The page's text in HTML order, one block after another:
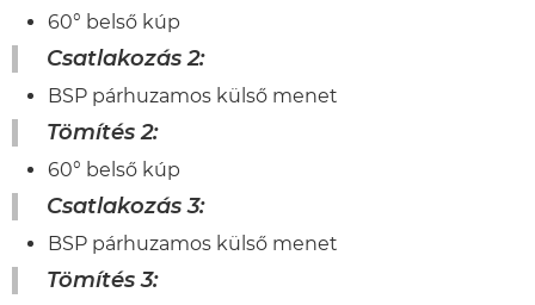
60° belső kúp
Csatlakozás 2:
BSP párhuzamos külső menet
Tömítés 2:
60° belső kúp
Csatlakozás 3:
BSP párhuzamos külső menet
Tömítés 3: